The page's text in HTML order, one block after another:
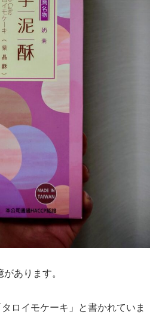
あります。
ロイモケーキ」と書かれていま